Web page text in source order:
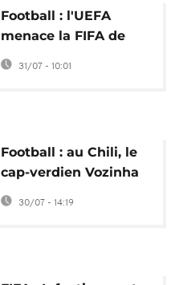
Football : l'UEFA
menace la FIFA de
boycotter la Coupe du
Monde
31/07 - 10:01
Football : au Chili, le
cap-verdien Vozinha
pourrait renoncer à
30/07 - 14:19